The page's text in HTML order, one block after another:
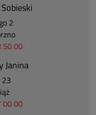
2
50 00
Janina
23
00 00